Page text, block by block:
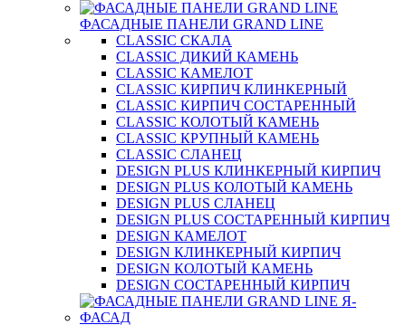
ФАСАДНЫЕ ПАНЕЛИ GRAND LINE
CLASSIC СКАЛА
CLASSIC ДИКИЙ КАМЕНЬ
CLASSIC КАМЕЛОТ
CLASSIC КИРПИЧ КЛИНКЕРНЫЙ
CLASSIC КИРПИЧ СОСТАРЕННЫЙ
CLASSIC КОЛОТЫЙ КАМЕНЬ
CLASSIC КРУПНЫЙ КАМЕНЬ
CLASSIC СЛАНЕЦ
DESIGN PLUS КЛИНКЕРНЫЙ КИРПИЧ
DESIGN PLUS КОЛОТЫЙ КАМЕНЬ
DESIGN PLUS СЛАНЕЦ
DESIGN PLUS СОСТАРЕННЫЙ КИРПИЧ
DESIGN КАМЕЛОТ
DESIGN КЛИНКЕРНЫЙ КИРПИЧ
DESIGN КОЛОТЫЙ КАМЕНЬ
DESIGN СОСТАРЕННЫЙ КИРПИЧ